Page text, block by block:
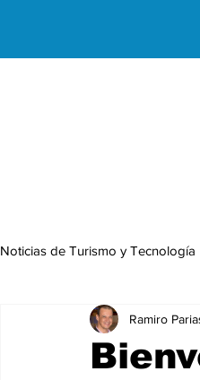
Noticias de Turismo y Tecnología
Negocios Internacionales
Ramiro